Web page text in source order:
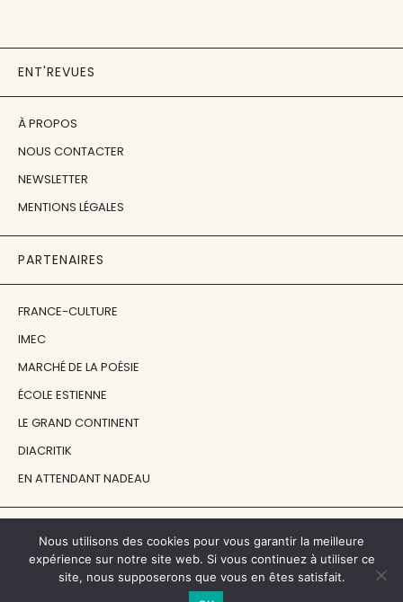
ENT'REVUES
À PROPOS
NOUS CONTACTER
NEWSLETTER
MENTIONS LÉGALES
PARTENAIRES
FRANCE-CULTURE
IMEC
MARCHÉ DE LA POÉSIE
ÉCOLE ESTIENNE
LE GRAND CONTINENT
DIACRITIK
EN ATTENDANT NADEAU
CENTRE NATIONAL DU LIVRE
Nous utilisons des cookies pour vous garantir la meilleure
expérience sur notre site web. Si vous continuez à utiliser ce
site, nous supposerons que vous en êtes satisfait.